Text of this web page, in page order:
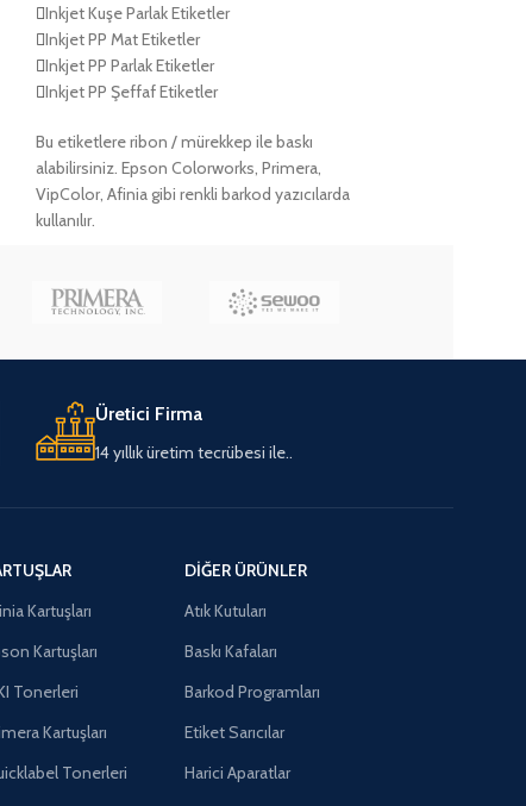
Inkjet Kuşe Parlak Etiketler
Inkjet PP Mat Etiketler
Inkjet PP Parlak Etiketler
Inkjet PP Şeffaf Etiketler
Bu etiketlere ribon / mürekkep ile baskı
alabilirsiniz. Epson Colorworks, Primera,
VipColor, Afinia gibi renkli barkod yazıcılarda
kullanılır.
Üretici Firma
14 yıllık üretim tecrübesi ile..
Kartuşları
Kartuşları
Tonerleri
Kartuşları
Tonerleri
DIĞER ÜRÜNLER
Atık Kutuları
Baskı Kafaları
Barkod Programları
Etiket Sarıcılar
Harici Aparatlar